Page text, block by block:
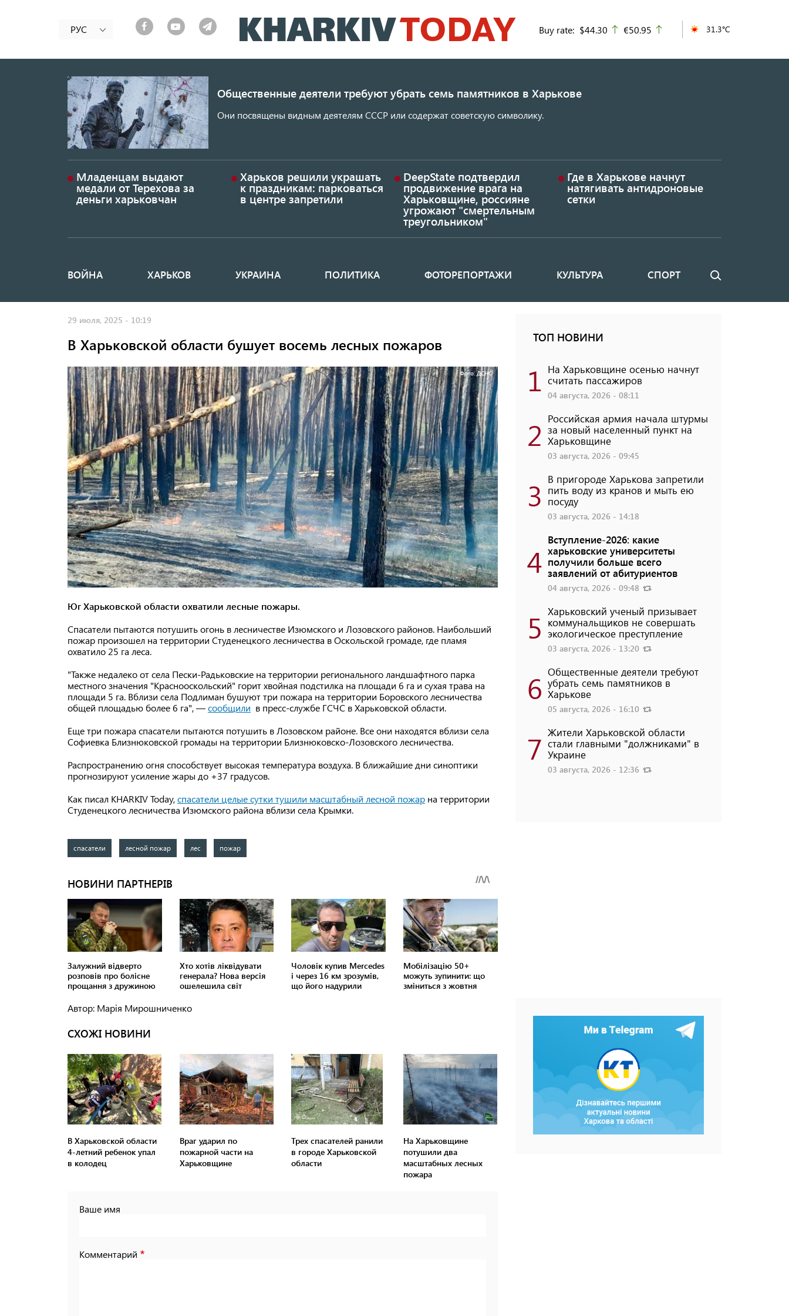
к
основному
РУС Buy rate: $44.30 up
€50.95 31.3°C
Общественные деятели требуют убрать семь памятников в Харькове
Они посвящены видным деятелям СССР или содержат советскую символику.
Младенцам выдают
медали от Терехова за
деньги харьковчан
Харьков решили украшать
к праздникам: парковаться
в центре запретили
DeepState подтвердил
продвижение врага на
Харьковщине, россияне
угрожают "смертельным
треугольником"
Где в Харькове начнут
натягивать антидроновые
сетки
Основная
ВОЙНА ХАРЬКОВ УКРАИНА ПОЛИТИКА ФОТОРЕПОРТАЖИ КУЛЬТУРА СПОРТ Поиск
29 июля, 2025 - 10:19
В Харьковской области бушует восемь лесных пожаров
Фото: ДСНС
Юг Харьковской области охватили лесные пожары.
Спасатели пытаются потушить огонь в лесничестве Изюмского и Лозовского районов. Наибольший
пожар произошел на территории Студенецкого лесничества в Оскольской громаде, где пламя
охватило 25 га леса.
"Также недалеко от села Пески-Радьковские на территории регионального ландшафтного парка
местного значения "Краснооскольский" горит хвойная подстилка на площади 6 га и сухая трава на
площади 5 га. Вблизи села Подлиман бушуют три пожара на территории Боровского лесничества
общей площадью более 6 га", —сообщили в пресс-службе ГСЧС в Харьковской области.
Еще три пожара спасатели пытаются потушить в Лозовском районе. Все они находятся вблизи села
Софиевка Близнюковской громады на территории Близнюковско-Лозовского лесничества.
Распространению огня способствует высокая температура воздуха. В ближайшие дни синоптики
прогнозируют усиление жары до +37 градусов.
Как писал KHARKIV Today,спасатели целые сутки тушили масштабный лесной пожар на территории
Студенецкого лесничества Изюмского района вблизи села Крымки.
спасатели лесной пожар лес пожар
Автор: Марія Мирошниченко
СХОЖІ НОВИНИ
В Харьковской области
4-летний ребенок упал
в колодец
Враг ударил по
пожарной части на
Харьковщине
Трех спасателей ранили
в городе Харьковской
области
На Харьковщине
потушили два
масштабных лесных
пожара
Ваше имя
Комментарий
ТОП НОВИНИ
1 На Харьковщине осенью начнут
считать пассажиров
04 августа, 2026 - 08:11
2 Российская армия начала штурмы
за новый населенный пункт на
Харьковщине
03 августа, 2026 - 09:45
3 В пригороде Харькова запретили
пить воду из кранов и мыть ею
посуду
03 августа, 2026 - 14:18
4
Вступление-2026: какие
харьковские университеты
получили больше всего
заявлений от абитуриентов
04 августа, 2026 - 09:48
5 Харьковский ученый призывает
коммунальщиков не совершать
экологическое преступление
03 августа, 2026 - 13:20
6 Общественные деятели требуют
убрать семь памятников в
Харькове
05 августа, 2026 - 16:10
7 Жители Харьковской области
стали главными "должниками" в
Украине
03 августа, 2026 - 12:36